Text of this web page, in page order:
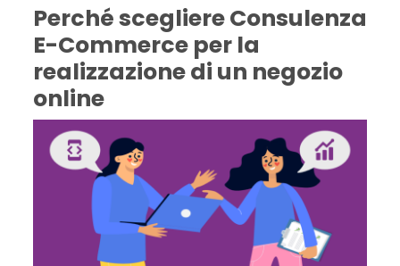
Perché scegliere Consulenza
E-Commerce per la
realizzazione di un negozio
online